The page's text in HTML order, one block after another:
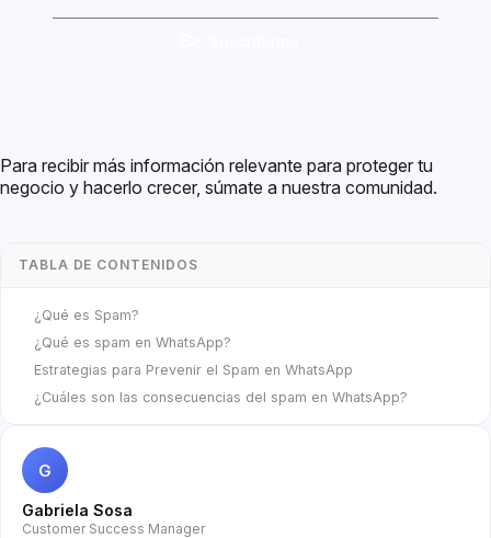
Para recibir más información relevante para proteger tu
negocio y hacerlo crecer, súmate a nuestra comunidad.
TABLA DE CONTENIDOS
¿Qué es Spam?
¿Qué es spam en WhatsApp?
Estrategias para Prevenir el Spam en WhatsApp
¿Cuáles son las consecuencias del spam en WhatsApp?
G
Gabriela Sosa
Customer Success Manager